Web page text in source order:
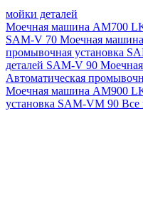
мойки деталей
Моечная машина AM700
SAM-V 70 Моечная
промывочная установка
деталей SAM-V 90
Автоматическая
Моечная машина AM900
установка SAM-VM 90 Все